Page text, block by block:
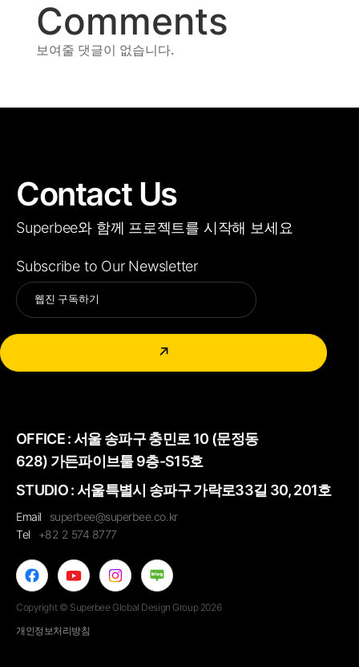
Comments
보여줄 댓글이 없습니다.
Contact Us
Superbee와 함께 프로젝트를 시작해 보세요
Subscribe to Our Newsletter
↗
Alternative:
OFFICE :서울 송파구 충민로 10 (문정동
628) 가든파이브툴 9층-S15호
STUDIO : 서울특별시 송파구 가락로33길 30, 201호
Email
superbee@superbee.co.kr
Tel
+82 2 574 8777
Copyright © Superbee Global Design Group 2026
개인정보처리방침